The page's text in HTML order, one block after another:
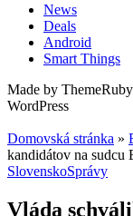
News
Deals
Android
Smart Things
Made by
WordPress
Domovská stránka »
kandidátov na sudcu
SlovenskoSprávy
Vláda